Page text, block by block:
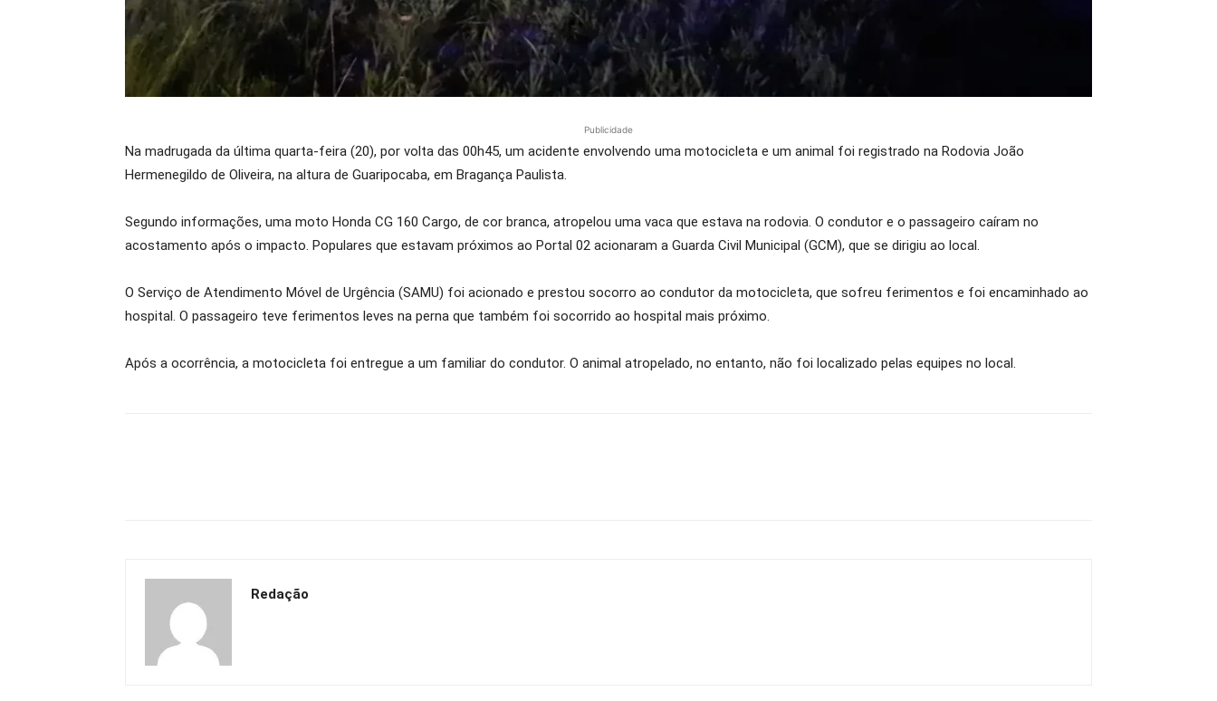
Publicidade
Na madrugada da última quarta-feira (20), por volta das 00h45, um acidente envolvendo uma motocicleta e um animal foi registrado na Rodovia João
Hermenegildo de Oliveira, na altura de Guaripocaba, em Bragança Paulista.
Segundo informações, uma moto Honda CG 160 Cargo, de cor branca, atropelou uma vaca que estava na rodovia. O condutor e o passageiro caíram no
acostamento após o impacto. Populares que estavam próximos ao Portal 02 acionaram a Guarda Civil Municipal (GCM), que se dirigiu ao local.
O Serviço de Atendimento Móvel de Urgência (SAMU) foi acionado e prestou socorro ao condutor da motocicleta, que sofreu ferimentos e foi encaminhado ao
hospital. O passageiro teve ferimentos leves na perna que também foi socorrido ao hospital mais próximo.
Após a ocorrência, a motocicleta foi entregue a um familiar do condutor. O animal atropelado, no entanto, não foi localizado pelas equipes no local.
Redação